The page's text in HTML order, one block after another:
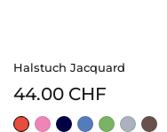
Halstuch Jacquard
44.00 CHF
rot rosanavyblau
blaugrüngraubraun